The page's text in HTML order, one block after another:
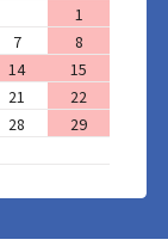
1
7
8
14
15
21
22
28
29